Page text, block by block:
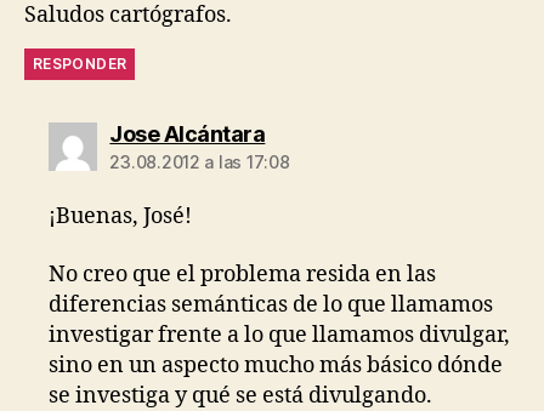
Saludos cartógrafos.
RESPONDER
Jose Alcántaradice:
23.08.2012 a las 17:08
¡Buenas, José!
No creo que el problema resida en las
diferencias semánticas de lo que llamamos
investigar frente a lo que llamamos divulgar,
sino en un aspecto mucho más básico dónde
se investiga y qué se está divulgando.